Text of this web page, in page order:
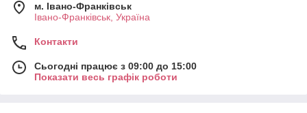
м. Івано-Франківськ
Івано-Франківськ, Україна
Контакти
Сьогодні працює з 09:00 до 15:00
Показати весь графік роботи